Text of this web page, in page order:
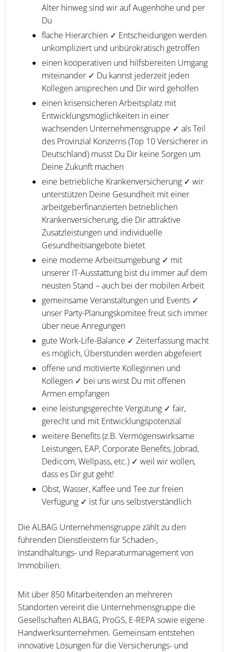
Alter hinweg sind wir auf Augenhöhe und per
Du
flache Hierarchien ✓ Entscheidungen werden
unkompliziert und unbürokratisch getroffen
einen kooperativen und hilfsbereiten Umgang
miteinander ✓ Du kannst jederzeit jeden
Kollegen ansprechen und Dir wird geholfen
einen krisensicheren Arbeitsplatz mit
Entwicklungsmöglichkeiten in einer
wachsenden Unternehmensgruppe ✓ als Teil
des Provinzial Konzerns (Top 10 Versicherer in
Deutschland) musst Du Dir keine Sorgen um
Deine Zukunft machen
eine betriebliche Krankenversicherung ✓ wir
unterstützen Deine Gesundheit mit einer
arbeitgeberfinanzierten betrieblichen
Krankenversicherung, die Dir attraktive
Zusatzleistungen und individuelle
Gesundheitsangebote bietet
eine moderne Arbeitsumgebung ✓ mit
unserer IT-Ausstattung bist du immer auf dem
neusten Stand – auch bei der mobilen Arbeit
gemeinsame Veranstaltungen und Events ✓
unser Party-Planungskomitee freut sich immer
über neue Anregungen
gute Work-Life-Balance ✓ Zeiterfassung macht
es möglich, Überstunden werden abgefeiert
offene und motivierte Kolleginnen und
Kollegen ✓ bei uns wirst Du mit offenen
Armen empfangen
eine leistungsgerechte Vergütung ✓ fair,
gerecht und mit Entwicklungspotenzial
weitere Benefits (z.B. Vermögenswirksame
Leistungen, EAP, Corporate Benefits, Jobrad,
Dedicom, Wellpass, etc.) ✓ weil wir wollen,
dass es Dir gut geht!
Obst, Wasser, Kaffee und Tee zur freien
Verfügung ✓ ist für uns selbstverständlich
Die ALBAG Unternehmensgruppe zählt zu den
führenden Dienstleistern für Schaden-,
Instandhaltungs- und Reparaturmanagement von
Immobilien.
Mit über 850 Mitarbeitenden an mehreren
Standorten vereint die Unternehmensgruppe die
Gesellschaften ALBAG, ProGS, E-REPA sowie eigene
Handwerksunternehmen. Gemeinsam entstehen
innovative Lösungen für die Versicherungs- und